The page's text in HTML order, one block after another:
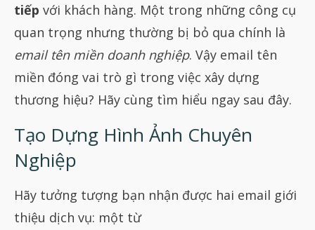
tiếp với khách hàng. Một trong những công cụ
quan trọng nhưng thường bị bỏ qua chính là
email tên miền doanh nghiệp. Vậy email tên
miền đóng vai trò gì trong việc xây dựng
thương hiệu? Hãy cùng tìm hiểu ngay sau đây.
Tạo Dựng Hình Ảnh Chuyên
Nghiệp
Hãy tưởng tượng bạn nhận được hai email giới
thiệu dịch vụ: một từ